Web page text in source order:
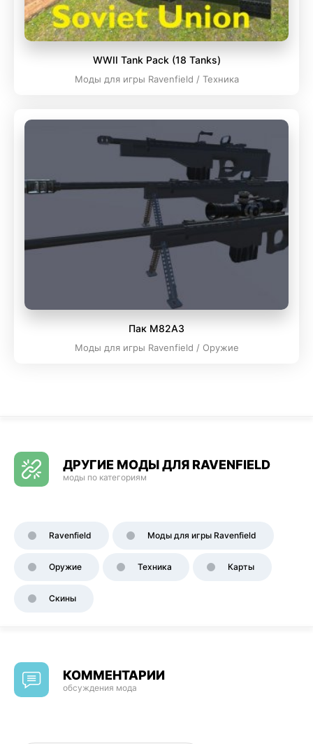
WWII Tank Pack (18 Tanks)
Моды для игры Ravenfield / Техника
Пак M82A3
Моды для игры Ravenfield / Оружие
ДРУГИЕ МОДЫ ДЛЯ RAVENFIELD
моды по категориям
Ravenfield Моды для игры Ravenfield
Оружие Техника Карты
Скины
КОММЕНТАРИИ
обсуждения мода